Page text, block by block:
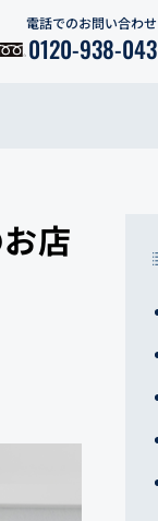
電話でのお問い合わせ
0120-938-043
店